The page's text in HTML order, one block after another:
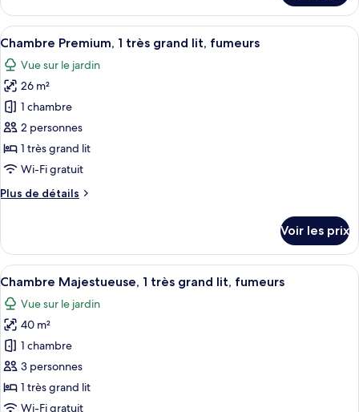
lits,
fumeurs
le
type
de
Chambre
Familiale,
plusieurs
lits,
fumeurs
Afficher
toutes
les
photos
pour
ce
type
de
chambre :
Chambre
très
grand
lit,
fumeurs
Une chambre d’hôtel équipée d’un
5
Chambre Premium, 1 très grand lit, fumeurs
Vue sur le jardin
26 m²
1 chambre
2 personnes
1 très grand lit
Wi-Fi gratuit
Plus de détails
Plus
le
type
de
Chambre
Premium,
très
grand
lit,
fumeurs
Voir les prix
Afficher
toutes
les
photos
pour
ce
type
de
Une chambre d’hôtel avec un grand
9
Chambre Majestueuse, 1 très grand lit, fumeurs
Vue sur le jardin
40 m²
1 chambre
3 personnes
1 très grand lit
Wi-Fi gratuit